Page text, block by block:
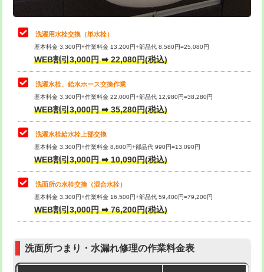
管・ポリ管・HT管使用/3ｍまで)
給水管工事※（ライニング鋼管・銅
管・ポリ管・HT管使用/3ｍ超え)
排水管工事（土の掘削・埋め戻し作
業）
排水管工事（排水管工事/3ｍまで） 55,000円
排水管工事（追加 排水管工事/3ｍ超
え）
マス交換（土の掘削・埋め戻し作業）
マス交換（深さ50㎝未満）
マス交換（深さ50㎝以上）
止水・漏水調査・防水処理・清掃・修
理・調整・分解・加工など（中作業）
22,000円
止水・漏水調査・防水処理・清掃・修
理・調整・分解・加工など（重作業）
33,000円
キッチンタンク脱着
その他部品の脱着
交換・取付（タンク）
交換・取付(単水栓（壁付・デッキ
式）)
交換・取付(混合水栓（壁付・デッキ
式・ワンホール）)
16,500円+材料費
（P/S/ポップアップ））
交換・取付（その他部品） 11,000円+材料費
洗濯用水栓交換（単水栓）
基本料金 3,300円+作業料金 13,200円+部品代 8,580円=25,080円
WEB割引3,000円 ➡ 22,080円(税込)
洗濯水栓、給水ホース交換作業
基本料金 3,300円+作業料金 22,000円+部品代 12,980円=38,280円
WEB割引3,000円 ➡ 35,280円(税込)
洗濯水栓給水栓上部交換
基本料金 3,300円+作業料金 8,800円+部品代 990円=13,090円
WEB割引3,000円 ➡ 10,090円(税込)
洗面所の水栓交換（混合水栓）
基本料金 3,300円+作業料金 16,500円+部品代 59,400円=79,200円
WEB割引3,000円 ➡ 76,200円(税込)
洗面所つまり・水漏れ修理の作業料金表